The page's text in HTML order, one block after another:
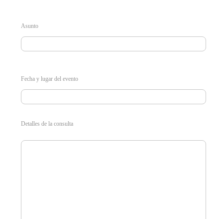
Asunto
Fecha y lugar del evento
Detalles de la consulta